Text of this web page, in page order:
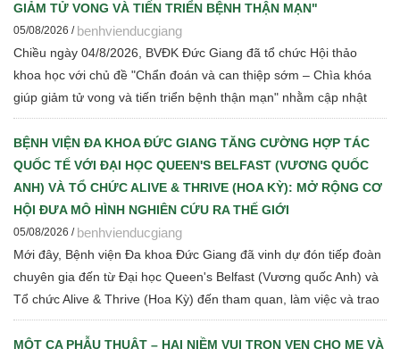
GIẢM TỬ VONG VÀ TIẾN TRIỂN BỆNH THẬN MẠN"
05/08/2026 / benhvienducgiang
Chiều ngày 04/8/2026, BVĐK Đức Giang đã tổ chức Hội thảo
khoa học với chủ đề "Chẩn đoán và can thiệp sớm – Chìa khóa
giúp giảm tử vong và tiến triển bệnh thận mạn" nhằm cập nhật
những tiến bộ mới trong chẩn đoán, điều trị và quản lý bệnh thận
mạn cho đội ngũ cán bộ y tế.
BỆNH VIỆN ĐA KHOA ĐỨC GIANG TĂNG CƯỜNG HỢP TÁC
QUỐC TẾ VỚI ĐẠI HỌC QUEEN'S BELFAST (VƯƠNG QUỐC
ANH) VÀ TỔ CHỨC ALIVE & THRIVE (HOA KỲ): MỞ RỘNG CƠ
HỘI ĐƯA MÔ HÌNH NGHIÊN CỨU RA THẾ GIỚI
05/08/2026 / benhvienducgiang
Mới đây, Bệnh viện Đa khoa Đức Giang đã vinh dự đón tiếp đoàn
chuyên gia đến từ Đại học Queen's Belfast (Vương quốc Anh) và
Tổ chức Alive & Thrive (Hoa Kỳ) đến tham quan, làm việc và trao
đổi chuyên môn về dinh dưỡng bà mẹ - trẻ em, phát triển Ngân
hàng sữa mẹ, vi sinh, phân tích y sinh, đồng thời thảo luận các
MỘT CA PHẪU THUẬT – HAI NIỀM VUI TRỌN VẸN CHO MẸ VÀ